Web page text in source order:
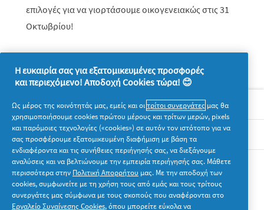
επιλογές για να γιορτάσουμε οικογενειακώς στις 31
Οκτωβρίου!
Σχετικά με την P&G
Νομικά
Ακολουθήστε μας
Η ευκαιρία σας για εξατομικευμένες προσφορές
και περιεχόμενο! Αποδοχή Cookies τώρα! 😊
Ως μέρος της κοινότητάς μας, εμείς και οιτρίτοι συνεργάτες μας θα
χρησιμοποιήσουμε cookies πρώτου μέρους και τρίτων μερών, pixels
και παρόμοιες τεχνολογίες («cookies») σε αυτόν τον ιστότοπο για να
σας προσφέρουμε εξατομικευμένη διαφήμιση με βάση τα
ενδιαφέροντα και τις συνήθειες περιήγησής σας, να διεξάγουμε
αναλύσεις και να βελτιώνουμε την εμπειρία περιήγησής σας. Μάθετε
περισσότερα στην Πολιτική Απορρήτου μας. Με την αποδοχή των
cookies, συμφωνείτε με τη χρήση τους από εμάς και τους τρίτους
συνεργάτες μας σύμφωνα με τους σκοπούς που αναφέρονται στο
Εργαλείο Συναίνεσης Cookies, όπου μπορείτε εύκολα να